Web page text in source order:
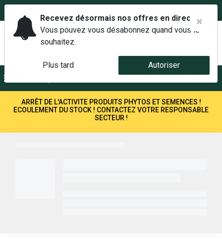
ARRÊT DE L'ACTIVITE PRODUITS PHYTOS ET SEMENCES !
ECOULEMENT DU STOCK ! CONTACTEZ VOTRE RESPONSABLE
SECTEUR !
Recevez désormais nos offres en direct.
Vous pouvez vous désabonnez quand vous le
souhaitez.
Plus tard Autoriser